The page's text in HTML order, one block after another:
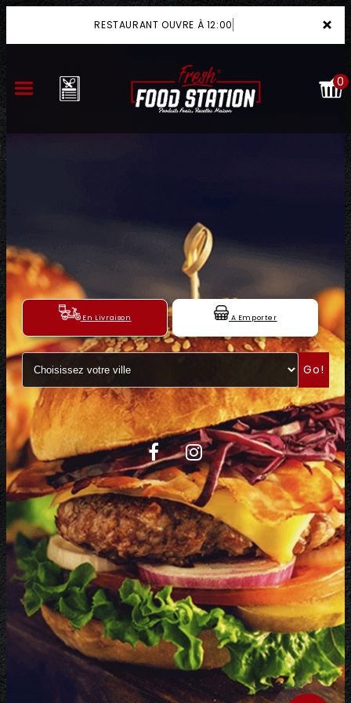
×
RESTAURANT OUVRE À 12:00
VOTRE COMPTE
NOTRE RESTAURANT
VOS AVIS
MENTIONS LÉGALES
C.G.V
0
En Livraison A Emporter
Go!